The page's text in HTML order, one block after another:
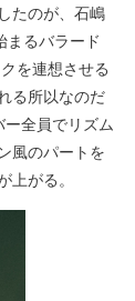
たのが、石嶋
まるバラード
を連想させる
る所以なのだ
全員でリズム
風のパートを
がる。